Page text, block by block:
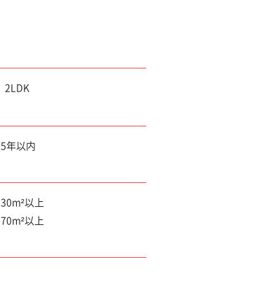
2LDK
5年以内
30m²以上
70m²以上